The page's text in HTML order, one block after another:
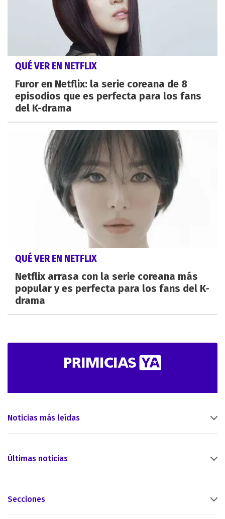
QUÉ VER EN NETFLIX
Furor en Netflix: la serie coreana de 8
episodios que es perfecta para los fans
del K-drama
QUÉ VER EN NETFLIX
Netflix arrasa con la serie coreana más
popular y es perfecta para los fans del K-
drama
Noticias más leídas
Últimas noticias
Secciones